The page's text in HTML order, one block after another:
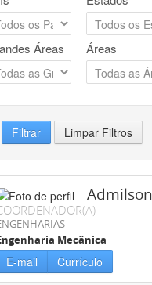
Áreas Áreas
Filtrar Limpar Filtros
Mecânica
E-mail Currículo